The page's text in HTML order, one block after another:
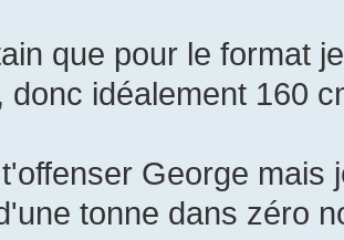
que pour le format
donc idéalement 160
George mais
tonne dans zéro